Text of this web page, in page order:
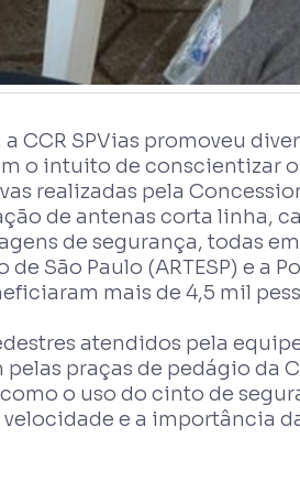
CCR SPVias promoveu
o intuito de conscientizar
realizadas pela
de antenas corta linha,
de segurança, todas
São Paulo (ARTESP) e a
mais de 4,5 mil
atendidos pela
praças de pedágio da
o uso do cinto de
e a importância